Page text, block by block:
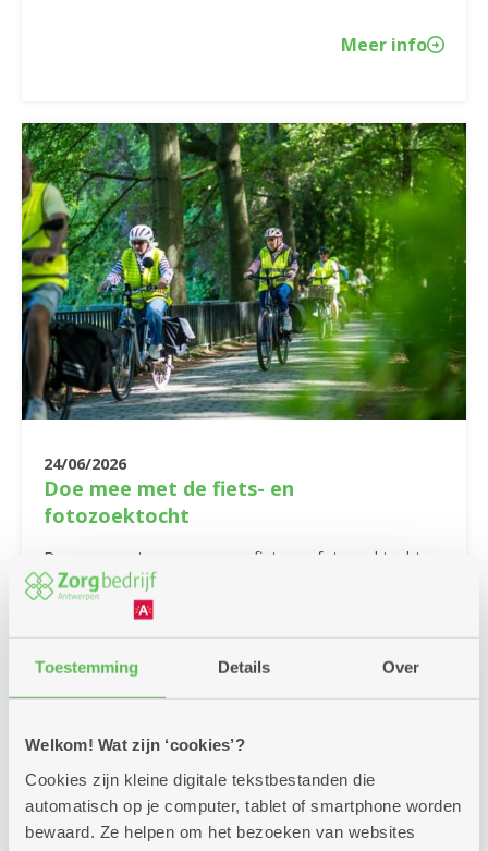
Toestemming Details Over
Welkom! Wat zijn ‘cookies’?
Cookies zijn kleine digitale tekstbestanden die
automatisch op je computer, tablet of smartphone worden
bewaard. Ze helpen om het bezoeken van websites
Meer info
24/06/2026
Doe mee met de fiets- en
fotozoektocht
Doe mee met onze zomerse fiets- en fotozoektocht.
Fiets langs 27 brasserieën en buurtbistro's en match de
juiste foto's. Fietsfun verzekerd, en wie weet win je
zelfs een prijs!